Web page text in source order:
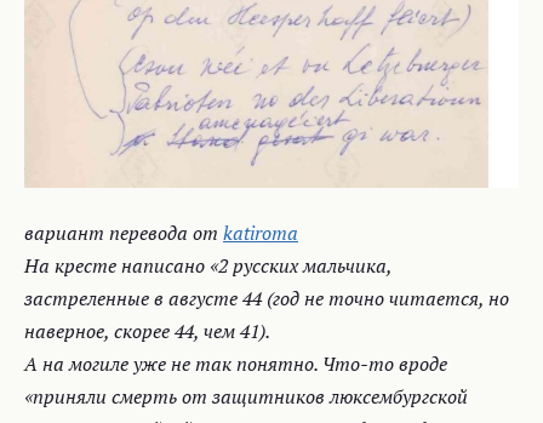
вариант перевода от katiroma
На кресте написано «2 русских мальчика,
застреленные в августе 44 (год не точно читается, но
наверное, скорее 44, чем 41).
А на могиле уже не так понятно. Что-то вроде
«приняли смерть от защитников люксембургской